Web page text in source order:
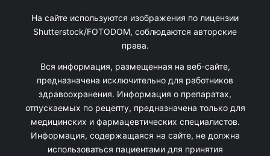
На сайте используются изображения по лицензии
Shutterstock/FOTODOM, соблюдаются авторские
права.
Вся информация, размещенная на веб-сайте,
предназначена исключительно для работников
здравоохранения. Информация о препаратах,
отпускаемых по рецепту, предназначена только для
медицинских и фармацевтических специалистов.
Информация, содержащаяся на сайте, не должна
использоваться пациентами для принятия